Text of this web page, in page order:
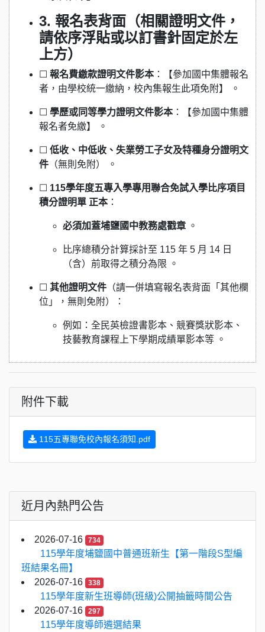
3. 報名表背面（相關證明文件，
請依序浮貼或以訂書針固定於左
上方）
☐ 報名費繳款證明文件影本 ：【參加國中集體報名
者，由學校統一繳納，校內集報生此項免附】 。
☐ 學歷或同等學力證明文件影本 ：【參加國中集體
報名者免繳】 。
☐ 低收、中低收、失業勞工子女及特種身分證明文
件 （無則免附） 。
☐ 115學年度五專入學專用聯合免試入學比序項目
積分證明單 正本 ：
必須加蓋埔鹽國中教務處戳章 。
比序總積分計算採計至 115 年 5 月 14 日
（含）前取得之積分為限 。
☐ 其他證明文件 （請一併填寫報名表背面「其他欄
位」，無則免附）：
例如：全民英檢證書影本、競賽獎狀影本、
技藝教育課程上下學期成績單影本等 。
附件下載
115五專聯免校內報名須知.pdf
近月內熱門公告
2026-07-16 734
115學年度埔鹽國中普通班新生【第一階段S型編
班結果名冊】
2026-07-16
338
115學年度新生班導師(班級)公開抽籤時間公告
2026-07-16
297
115學年度導師遴選結果